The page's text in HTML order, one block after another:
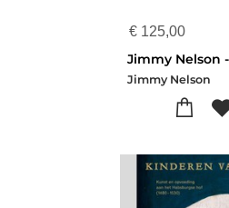
€ 125,00
Jimmy Nelson